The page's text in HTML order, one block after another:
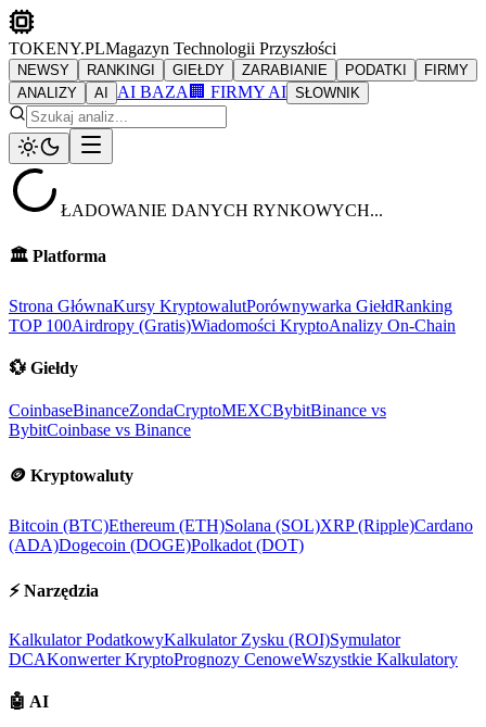
TOKENY.PLMagazyn Technologii Przyszłości
NEWSY RANKINGI GIEŁDY ZARABIANIE PODATKI
FIRMY
ANALIZY
AI AI BAZA 🏢 FIRMY AI SŁOWNIK
ŁADOWANIE DANYCH RYNKOWYCH...
🏛️ Platforma
Strona GłównaKursy KryptowalutPorównywarka GiełdRanking
TOP 100Airdropy (Gratis)Wiadomości KryptoAnalizy On-Chain
💱 Giełdy
CoinbaseBinanceZondaCryptoMEXCBybitBinance vs
BybitCoinbase vs Binance
🪙 Kryptowaluty
Bitcoin (BTC)Ethereum (ETH)Solana (SOL)XRP (Ripple)Cardano
(ADA)Dogecoin (DOGE)Polkadot (DOT)
⚡ Narzędzia
Kalkulator PodatkowyKalkulator Zysku (ROI)Symulator
DCAKonwerter KryptoPrognozy CenoweWszystkie Kalkulatory
🤖 AI